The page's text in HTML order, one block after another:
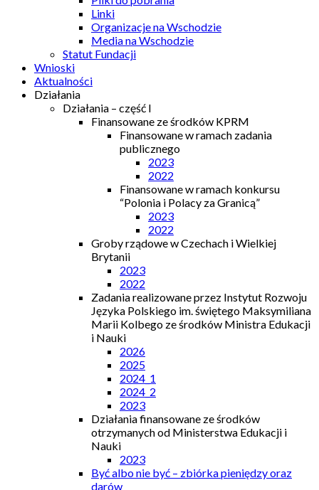
Linki
Organizacje na Wschodzie
Media na Wschodzie
Statut Fundacji
Wnioski
Aktualności
Działania
Działania – część I
Finansowane ze środków KPRM
Finansowane w ramach zadania
publicznego
2023
2022
Finansowane w ramach konkursu
“Polonia i Polacy za Granicą”
2023
2022
Groby rządowe w Czechach i Wielkiej
Brytanii
2023
2022
Zadania realizowane przez Instytut Rozwoju
Języka Polskiego im. świętego Maksymiliana
Marii Kolbego ze środków Ministra Edukacji
i Nauki
2026
2025
2024_1
2024_2
2023
Działania finansowane ze środków
otrzymanych od Ministerstwa Edukacji i
Nauki
2023
Być albo nie być – zbiórka pieniędzy oraz
darów